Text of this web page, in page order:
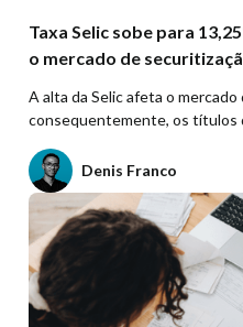
Taxa Selic sobe para
o mercado de
A alta da Selic afeta o mercado
consequentemente, os títulos
Denis Franco